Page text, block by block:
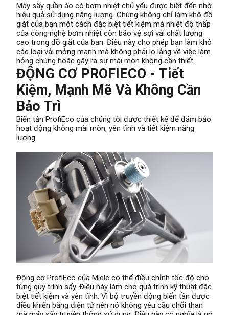
Máy sấy quần áo có bơm nhiệt chủ yếu được biết đến nhờ
hiệu quả sử dụng năng lượng. Chúng không chỉ làm khô đồ
giặt của bạn một cách đặc biệt tiết kiệm mà nhiệt độ thấp
của công nghệ bơm nhiệt còn bảo vệ sợi vải chất lượng
cao trong đồ giặt của bạn. Điều này cho phép bạn làm khô
các loại vải mỏng manh mà không phải lo lắng về việc làm
hỏng chúng hoặc gây ra sự mài mòn không cần thiết.
ĐỘNG CƠ PROFIECO - Tiết
Kiệm, Mạnh Mẽ Và Không Cần
Bảo Trì
Biến tần ProfiEco của chúng tôi được thiết kế để đảm bảo
hoạt động không mài mòn, yên tĩnh và tiết kiệm năng
lượng.
Động cơ ProfiEco của Miele có thể điều chỉnh tốc độ cho
từng quy trình sấy. Điều này làm cho quá trình kỹ thuật đặc
biệt tiết kiệm và yên tĩnh. Vì bộ truyền động biến tần được
điều khiển bằng điện tử nên nó không yêu cầu chổi than